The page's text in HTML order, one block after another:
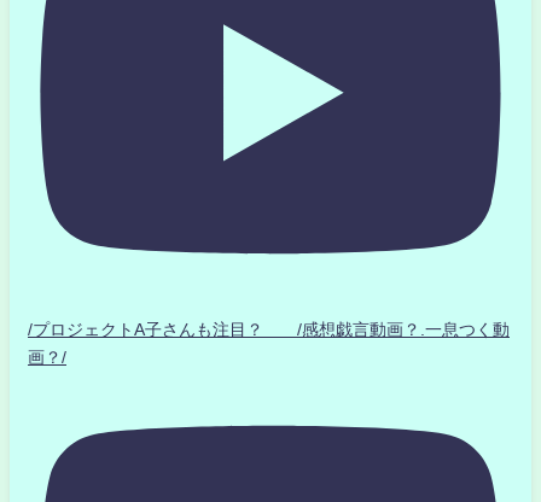
/プロジェクトA子さんも注目？ /感想戯言動画？.一息つく動
画？/